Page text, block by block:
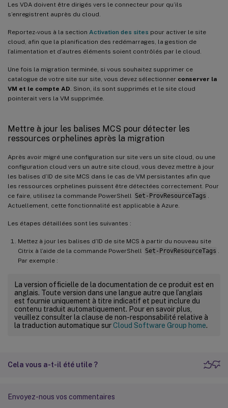
Les VDA doivent être dirigés vers le connecteur pour qu’ils
s’enregistrent auprès du cloud.
Reportez-vous à la section Activation des sites pour activer le site
cloud, afin que la planification des redémarrages, la gestion de
l’alimentation et d’autres éléments soient contrôlés par le cloud.
Une fois la migration terminée, si vous souhaitez supprimer ce
catalogue de votre site sur site, vous devez sélectionner conserver la
VM et le compte AD. Sinon, ils sont supprimés et le site cloud
pointerait vers la VM supprimée.
Mettre à jour les balises MCS pour détecter les
ressources orphelines après la migration
Après avoir migré une configuration sur site vers un site cloud, ou une
configuration cloud vers un autre site cloud, vous devez mettre à jour
les balises d’ID de site MCS dans le cas de VM persistantes afin que
les ressources orphelines puissent être détectées correctement. Pour
ce faire, utilisez la commande PowerShell Set-ProvResourceTags .
Actuellement, cette fonctionnalité est applicable à Azure.
Les étapes détaillées sont les suivantes :
Mettez à jour les balises d’ID de site MCS à partir du nouveau site
Citrix à l’aide de la commande PowerShell Set-ProvResourceTags .
Par exemple :
La version officielle de la documentation de ce produit est en
anglais. Toute version dans une langue autre que l’anglais
est fournie uniquement à titre indicatif et peut inclure du
contenu traduit automatiquement. Pour en savoir plus,
veuillez consulter la clause de non-responsabilité relative à
la traduction automatique surCloud Software Group home.
Cela vous a-t-il été utile ?
Envoyez-nous vos commentaires